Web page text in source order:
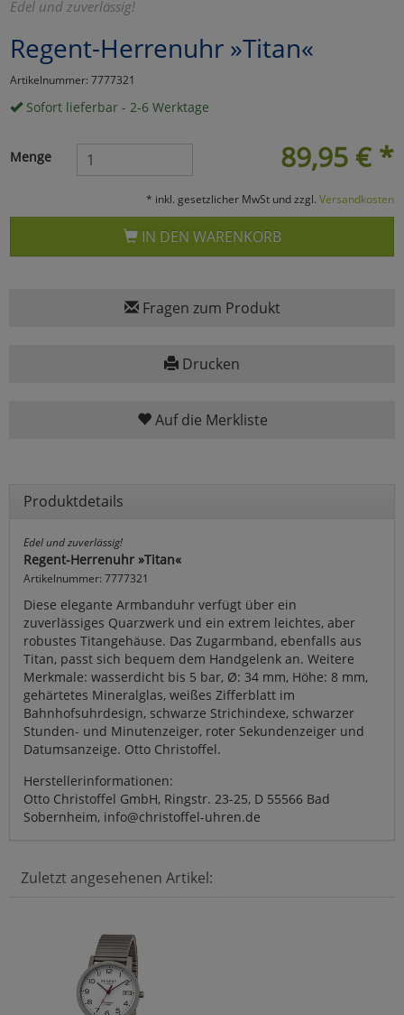
Edel und zuverlässig!
Regent-Herrenuhr »Titan«
Artikelnummer: 7777321
Sofort lieferbar - 2-6 Werktage
89,95 € *
Menge
* inkl. gesetzlicher MwSt und zzgl. Versandkosten
IN DEN WARENKORB
Fragen zum Produkt
Drucken
Auf die Merkliste
Produktdetails
Edel und zuverlässig!
Regent-Herrenuhr »Titan«
Artikelnummer: 7777321
Diese elegante Armbanduhr verfügt über ein
zuverlässiges Quarzwerk und ein extrem leichtes, aber
robustes Titangehäuse. Das Zugarmband, ebenfalls aus
Titan, passt sich bequem dem Handgelenk an. Weitere
Merkmale: wasserdicht bis 5 bar, Ø: 34 mm, Höhe: 8 mm,
gehärtetes Mineralglas, weißes Zifferblatt im
Bahnhofsuhrdesign, schwarze Strichindexe, schwarzer
Stunden- und Minutenzeiger, roter Sekundenzeiger und
Datumsanzeige. Otto Christoffel.
Herstellerinformationen:
Otto Christoffel GmbH, Ringstr. 23-25, D 55566 Bad
Sobernheim, info@christoffel-uhren.de
Zuletzt angesehenen Artikel:
Umfragetools
Cookies
Cookies
Einstellungen speichern
zurückzu Haupptseite